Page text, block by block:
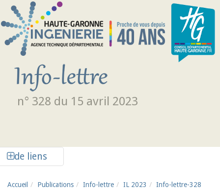
Aller au contenu principal
n° 328 du 15 avril 2023
de liens
Accueil Publications Info-lettre IL 2023 Info-lettre-328